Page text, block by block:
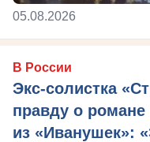
05.08.2026
В России
Экс-солистка
правду о
из «Иванушек»: